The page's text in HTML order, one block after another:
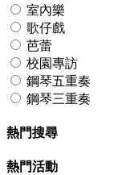
室內樂
歌仔戲
芭蕾
校園專訪
鋼琴五重奏
鋼琴三重奏
熱門搜尋
熱門活動